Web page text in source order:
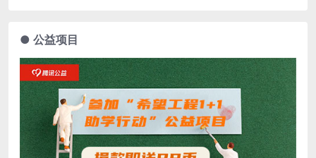
● 公益项目